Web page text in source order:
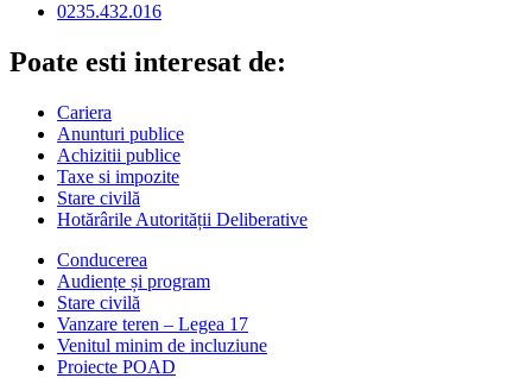
0235.432.016
Poate esti interesat de:
Cariera
Anunturi publice
Achizitii publice
Taxe si impozite
Stare civilă
Hotărârile Autorității Deliberative
Conducerea
Audiențe și program
Stare civilă
Vanzare teren – Legea 17
Venitul minim de incluziune
Proiecte POAD